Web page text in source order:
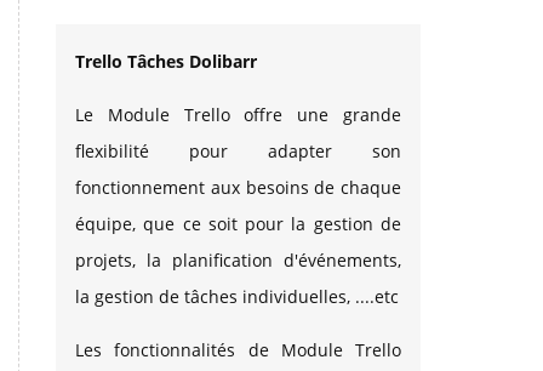
Trello Tâches Dolibarr
Le Module Trello offre une grande
flexibilité pour adapter son
fonctionnement aux besoins de chaque
équipe, que ce soit pour la gestion de
projets, la planification d'événements,
la gestion de tâches individuelles, ....etc
Les fonctionnalités de Module Trello